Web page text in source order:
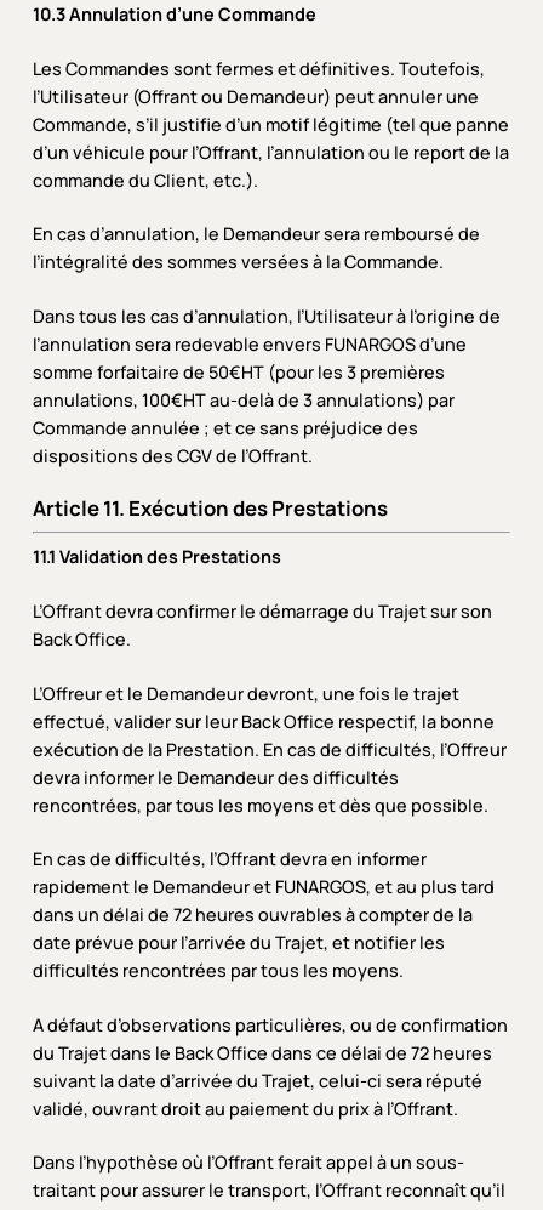
10.3 Annulation d’une Commande
Les Commandes sont fermes et définitives. Toutefois,
l’Utilisateur (Offrant ou Demandeur) peut annuler une
Commande, s’il justifie d’un motif légitime (tel que panne
d’un véhicule pour l’Offrant, l’annulation ou le report de la
commande du Client, etc.).
En cas d’annulation, le Demandeur sera remboursé de
l’intégralité des sommes versées à la Commande.
Dans tous les cas d’annulation, l’Utilisateur à l’origine de
l’annulation sera redevable envers FUNARGOS d’une
somme forfaitaire de 50€HT (pour les 3 premières
annulations, 100€HT au-delà de 3 annulations) par
Commande annulée ; et ce sans préjudice des
dispositions des CGV de l’Offrant.
Article 11. Exécution des Prestations
11.1 Validation des Prestations
L’Offrant devra confirmer le démarrage du Trajet sur son
Back Office.
L’Offreur et le Demandeur devront, une fois le trajet
effectué, valider sur leur Back Office respectif, la bonne
exécution de la Prestation. En cas de difficultés, l’Offreur
devra informer le Demandeur des difficultés
rencontrées, par tous les moyens et dès que possible.
En cas de difficultés, l’Offrant devra en informer
rapidement le Demandeur et FUNARGOS, et au plus tard
dans un délai de 72 heures ouvrables à compter de la
date prévue pour l’arrivée du Trajet, et notifier les
difficultés rencontrées par tous les moyens.
A défaut d’observations particulières, ou de confirmation
du Trajet dans le Back Office dans ce délai de 72 heures
suivant la date d’arrivée du Trajet, celui-ci sera réputé
validé, ouvrant droit au paiement du prix à l’Offrant.
Dans l’hypothèse où l’Offrant ferait appel à un sous-
traitant pour assurer le transport, l’Offrant reconnaît qu’il